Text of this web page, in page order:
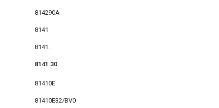
814290A
8141
8141.
8141.30
81410E
81410E32/BV0